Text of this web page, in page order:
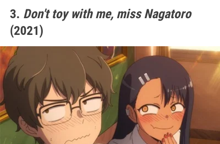
3. Don't toy with me, miss Nagatoro
(2021)